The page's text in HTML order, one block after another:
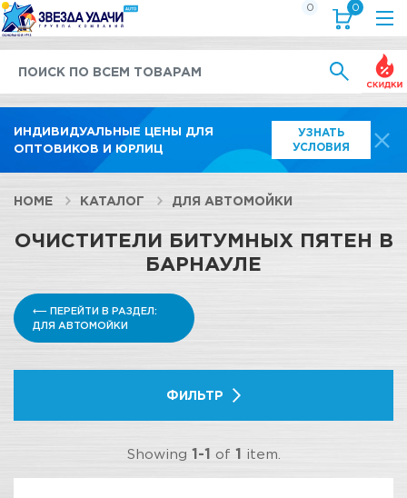
ИНДИВИДУАЛЬНЫЕ ЦЕНЫ ДЛЯ
ОПТОВИКОВ И ЮРЛИЦ
УЗНАТЬ
УСЛОВИЯ
0 0
HOME КАТАЛОГ ДЛЯ АВТОМОЙКИ
ОЧИСТИТЕЛИ БИТУМНЫХ ПЯТЕН В
БАРНАУЛЕ
⟵ ПЕРЕЙТИ В РАЗДЕЛ:
ДЛЯ АВТОМОЙКИ
ФИЛЬТР
Showing 1-1 of 1 item.